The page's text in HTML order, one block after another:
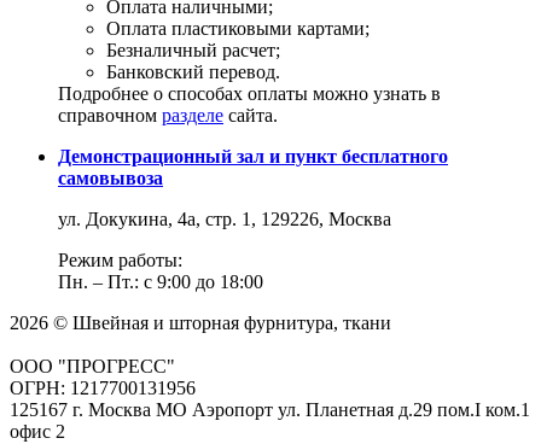
Оплата наличными;
Оплата пластиковыми картами;
Безналичный расчет;
Банковский перевод.
Подробнее о способах оплаты можно узнать в
справочном разделе сайта.
Демонстрационный зал и пункт бесплатного
самовывоза
ул. Докукина, 4а, стр. 1, 129226, Москва
Режим работы:
Пн. – Пт.: с 9:00 до 18:00
2026 © Швейная и шторная фурнитура, ткани
ООО "ПРОГРЕСС"
ОГРН: 1217700131956
125167 г. Москва МО Аэропорт ул. Планетная д.29 пом.I ком.1
офис 2